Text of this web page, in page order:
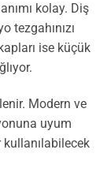
kolay. Diş
tezgahınızı
ise küçük
Modern ve
uyum
kullanılabilecek